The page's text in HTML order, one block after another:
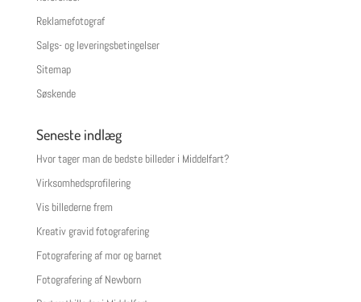
Reklamefotograf
Salgs- og leveringsbetingelser
Sitemap
Søskende
Seneste indlæg
Hvor tager man de bedste billeder i Middelfart?
Virksomhedsprofilering
Vis billederne frem
Kreativ gravid fotografering
Fotografering af mor og barnet
Fotografering af Newborn